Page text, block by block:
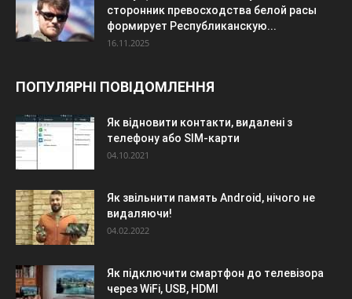
сторонник превосходства белой расы
формирует Республиканскую...
16.11.2025
ПОПУЛЯРНІ ПОВІДОМЛЕННЯ
Як відновити контакти, видалені з
телефону або SIM-карти
04.10.2021
Як звільнити память Android, нічого не
видаляючи!
04.02.2022
Як підключити смартфон до телевізора
через WiFi, USB, HDMI